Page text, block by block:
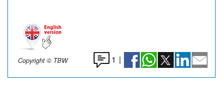
Copyright © TBW 1 |